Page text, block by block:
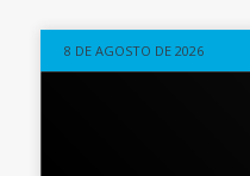
8 DE AGOSTO DE 2026